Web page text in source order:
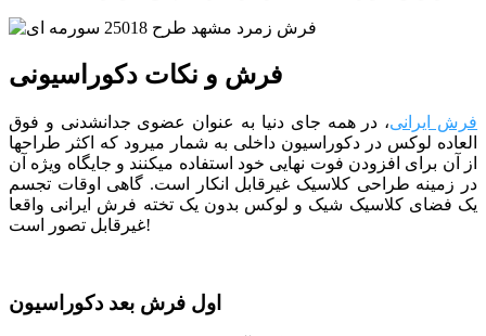
فرش و نکات دکوراسیونی
فرش ایرانی، در همه جای دنیا به عنوان عضوی جدانشدنی و فوق
العاده لوکس در دکوراسیون داخلی به شمار میرود که اکثر طراح­ها
از آن برای افزودن فوت نهایی خود استفاده می­کنند و جایگاه ویژه آن
در زمینه طراحی کلاسیک غیرقابل انکار است. گاهی اوقات تجسم
یک فضای کلاسیک شیک و لوکس بدون یک تخته فرش ایرانی واقعا
غیرقابل تصور است!
اول فرش بعد دکوراسیون